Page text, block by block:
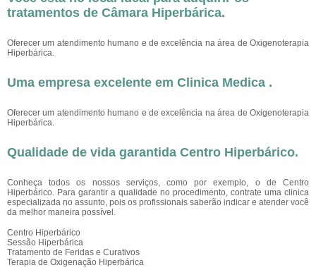
tratamentos de Câmara Hiperbárica.
Oferecer um atendimento humano e de excelência na área de Oxigenoterapia
Hiperbárica.
Uma empresa excelente em Clinica Medica .
Oferecer um atendimento humano e de excelência na área de Oxigenoterapia
Hiperbárica.
Qualidade de vida garantida Centro Hiperbárico.
Conheça todos os nossos serviços, como por exemplo, o de Centro
Hiperbárico. Para garantir a qualidade no procedimento, contrate uma clinica
especializada no assunto, pois os profissionais saberão indicar e atender você
da melhor maneira possível.
Centro Hiperbárico
Sessão Hiperbárica
Tratamento de Feridas e Curativos
Terapia de Oxigenação Hiperbárica